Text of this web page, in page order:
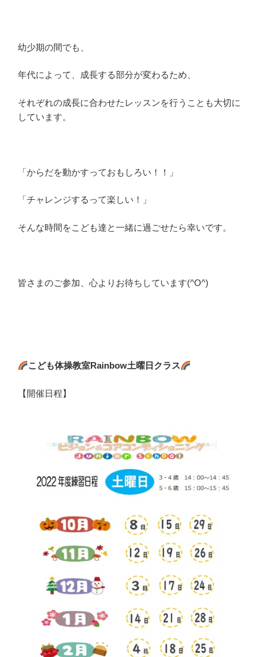
幼少期の間でも、
年代によって、成長する部分が変わるため、
それぞれの成長に合わせたレッスンを行うことも大切に
しています。
「からだを動かすっておもしろい！！」
「チャレンジするって楽しい！」
そんな時間をこども達と一緒に過ごせたら幸いです。
皆さまのご参加、心よりお待ちしています(^O^)
こども体操教室Rainbow土曜日クラス
【開催日程】